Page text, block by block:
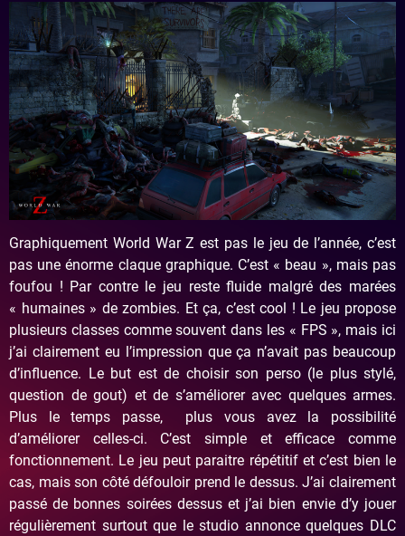
Graphiquement World War Z est pas le jeu de l’année, c’est
pas une énorme claque graphique. C’est « beau », mais pas
foufou ! Par contre le jeu reste fluide malgré des marées
« humaines » de zombies. Et ça, c’est cool ! Le jeu propose
plusieurs classes comme souvent dans les « FPS », mais ici
j’ai clairement eu l’impression que ça n’avait pas beaucoup
d’influence. Le but est de choisir son perso (le plus stylé,
question de gout) et de s’améliorer avec quelques armes.
Plus le temps passe, plus vous avez la possibilité
d’améliorer celles-ci. C’est simple et efficace comme
fonctionnement. Le jeu peut paraitre répétitif et c’est bien le
cas, mais son côté défouloir prend le dessus. J’ai clairement
passé de bonnes soirées dessus et j’ai bien envie d’y jouer
régulièrement surtout que le studio annonce quelques DLC